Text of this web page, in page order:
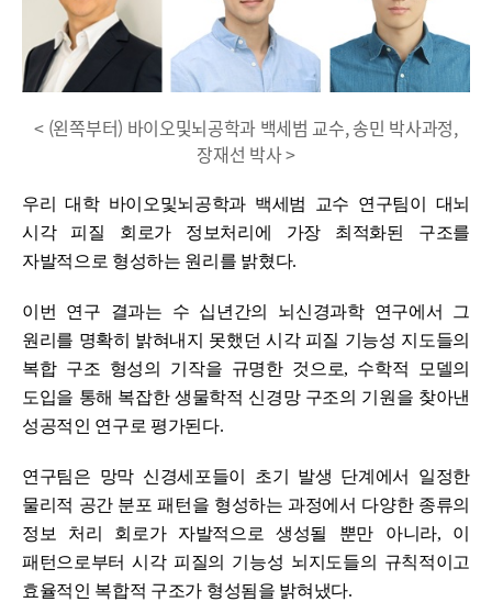
< (왼쪽부터) 바이오및뇌공학과 백세범 교수, 송민 박사과정,
장재선 박사 >
우리 대학 바이오및뇌공학과 백세범 교수 연구팀이 대뇌
시각 피질 회로가 정보처리에 가장 최적화된 구조를
자발적으로 형성하는 원리를 밝혔다.
이번 연구 결과는 수 십년간의 뇌신경과학 연구에서 그
원리를 명확히 밝혀내지 못했던 시각 피질 기능성 지도들의
복합 구조 형성의 기작을 규명한 것으로, 수학적 모델의
도입을 통해 복잡한 생물학적 신경망 구조의 기원을 찾아낸
성공적인 연구로 평가된다.
연구팀은 망막 신경세포들이 초기 발생 단계에서 일정한
물리적 공간 분포 패턴을 형성하는 과정에서 다양한 종류의
정보 처리 회로가 자발적으로 생성될 뿐만 아니라, 이
패턴으로부터 시각 피질의 기능성 뇌지도들의 규칙적이고
효율적인 복합적 구조가 형성됨을 밝혀냈다.